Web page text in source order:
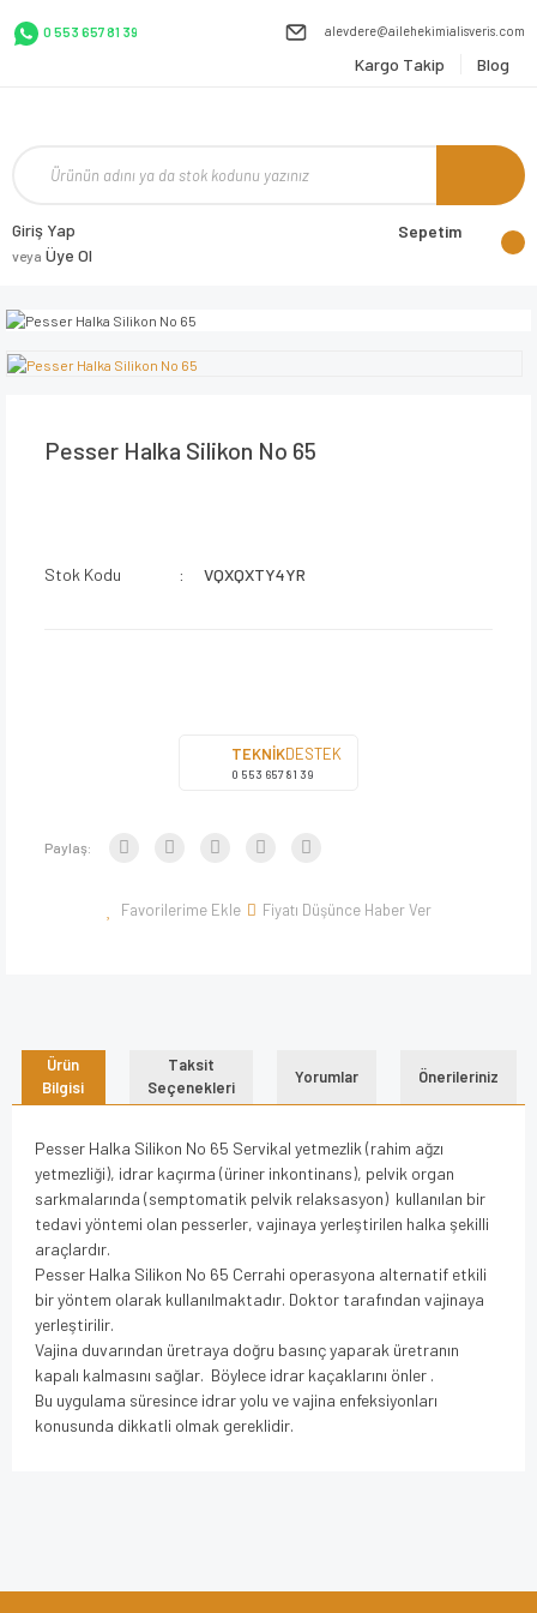
0 553 657 81 39 alevdere@ailehekimialisveris.com
Kargo Takip Blog
Giriş Yap
veya Üye Ol
Sepetim
Pesser Halka Silikon No 65
Stok Kodu VQXQXTY4YR
TEKNİKDESTEK
0 553 657 81 39
Paylaş:
Fiyatı Düşünce Haber Ver
Ürün
Bilgisi
Taksit
Seçenekleri
Yorumlar Önerileriniz
Pesser Halka Silikon No 65 Servikal yetmezlik (rahim ağzı
yetmezliği), idrar kaçırma (üriner inkontinans), pelvik organ
sarkmalarında (semptomatik pelvik relaksasyon) kullanılan bir
tedavi yöntemi olan pesserler, vajinaya yerleştirilen halka şekilli
araçlardır.
Pesser Halka Silikon No 65 Cerrahi operasyona alternatif etkili
bir yöntem olarak kullanılmaktadır. Doktor tarafından vajinaya
yerleştirilir.
Vajina duvarından üretraya doğru basınç yaparak üretranın
kapalı kalmasını sağlar. Böylece idrar kaçaklarını önler .
Bu uygulama süresince idrar yolu ve vajina enfeksiyonları
konusunda dikkatli olmak gereklidir.